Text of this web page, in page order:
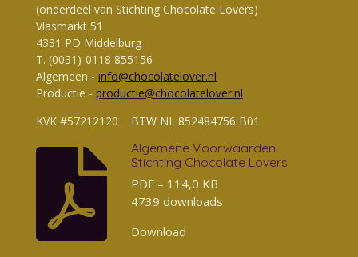
(onderdeel van Stichting Chocolate Lovers)
Vlasmarkt 51
4331 PD Middelburg
T. (0031)-0118 855156
Algemeen - info@chocolatelover.nl
Productie - productie@chocolatelover.nl
KVK #57212120 BTW NL 852484756 B01
Algemene Voorwaarden
Stichting Chocolate Lovers
PDF – 114,0 KB
4739 downloads
Download